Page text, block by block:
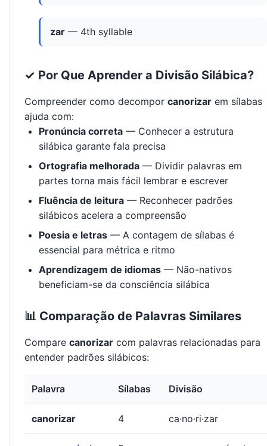
zar — 4th syllable
✓ Por Que Aprender a Divisão Silábica?
Compreender como decompor canorizar em sílabas
ajuda com:
Pronúncia correta — Conhecer a estrutura
silábica garante fala precisa
Ortografia melhorada — Dividir palavras em
partes torna mais fácil lembrar e escrever
Fluência de leitura — Reconhecer padrões
silábicos acelera a compreensão
Poesia e letras — A contagem de sílabas é
essencial para métrica e ritmo
Aprendizagem de idiomas — Não-nativos
beneficiam-se da consciência silábica
📊 Comparação de Palavras Similares
Compare canorizar com palavras relacionadas para
entender padrões silábicos:
Palavra Sílabas Divisão
canorizar 4 ca·no·ri·zar